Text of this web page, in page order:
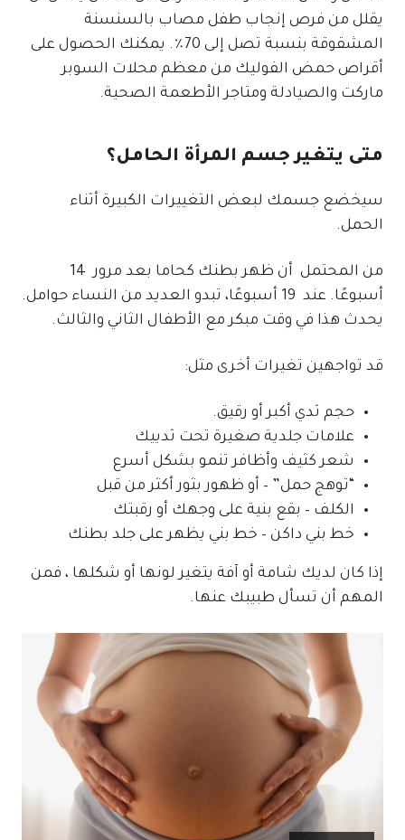
يقلل من فرص إنجاب طفل مصاب بالسنسنة
المشقوقة بنسبة تصل إلى 70٪. يمكنك الحصول على
أقراص حمض الفوليك من معظم محلات السوبر
ماركت والصيادلة ومتاجر الأطعمة الصحية.
متى يتغير جسم المرأة الحامل؟
سيخضع جسمك لبعض التغييرات الكبيرة أثناء
الحمل.
من المحتمل أن ظهر بطنك كحاما بعد مرور 14
أسبوعًا. عند 19 أسبوعًا، تبدو العديد من النساء حوامل.
يحدث هذا في وقت مبكر مع الأطفال الثاني والثالث.
قد تواجهين تغيرات أخرى مثل:
حجم ثدي أكبر أو رقيق.
علامات جلدية صغيرة تحت ثدييك
شعر كثيف وأظافر تنمو بشكل أسرع
“توهج حمل” – أو ظهور بثور أكثر من قبل
الكلف – بقع بنية على وجهك أو رقبتك
خط بني داكن – خط بني يظهر على جلد بطنك
إذا كان لديك شامة أو آفة يتغير لونها أو شكلها ، فمن
المهم أن تسأل طبيبك عنها.